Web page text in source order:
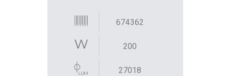
674362
200
27018